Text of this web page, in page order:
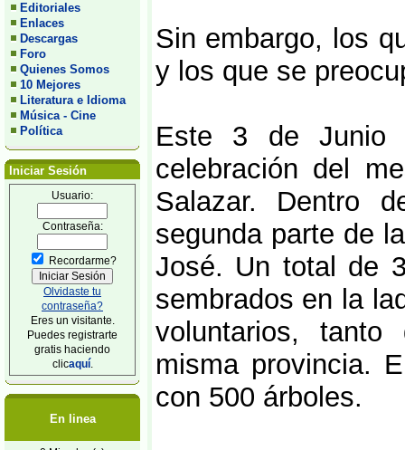
Editoriales
Enlaces
Descargas
Foro
Quienes Somos
10 Mejores
Literatura e Idioma
Música - Cine
Política
Iniciar Sesión
Usuario:
Contraseña:
Recordarme?
Olvidaste tu
contraseña?
Eres un visitante.
Puedes registrarte
gratis haciendo
clicaquí.
En linea
Sin embargo, los
y los que se
Este 3 de Junio
celebración del
Salazar. Dentro
segunda parte de
José. Un total de
sembrados en la
voluntarios,
misma provincia.
con 500 árboles.